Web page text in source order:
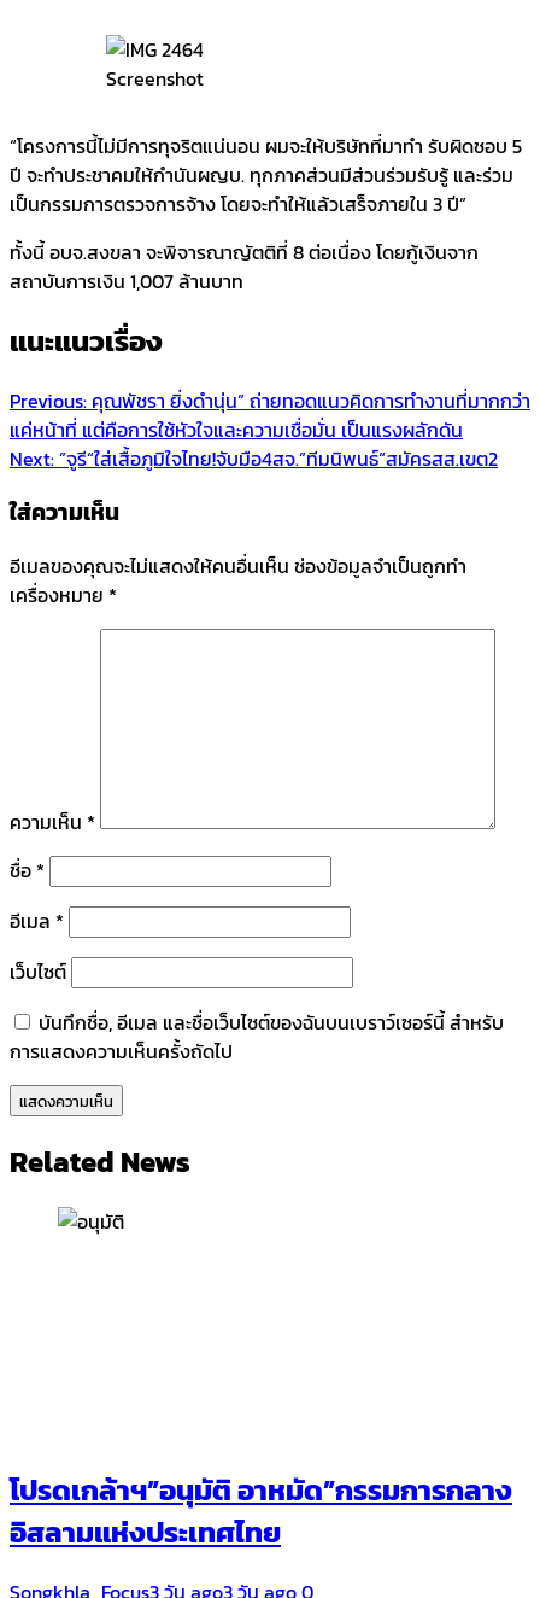
Screenshot
“โครงการนี้ไม่มีการทุจริตแน่นอน ผมจะให้บริษัทที่มาทำ รับผิดชอบ 5
ปี จะทำประชาคมให้กำนันผญบ. ทุกภาคส่วนมีส่วนร่วมรับรู้ และร่วม
เป็นกรรมการตรวจการจ้าง โดยจะทำให้แล้วเสร็จภายใน 3 ปี”
ทั้งนี้ อบจ.สงขลา จะพิจารณาญัตติที่ 8 ต่อเนื่อง โดยกู้เงินจาก
สถาบันการเงิน 1,007 ล้านบาท
แนะแนวเรื่อง
Previous: คุณพัชรา ยิ่งดำนุ่น” ถ่ายทอดแนวคิดการทำงานที่มากกว่า
แค่หน้าที่ แต่คือการใช้หัวใจและความเชื่อมั่น เป็นแรงผลักดัน
Next:”จูรี“ใส่เสื้อภูมิใจไทย!จับมือ4สจ.”ทีมนิพนธ์“สมัครสส.เขต2
ใส่ความเห็น
อีเมลของคุณจะไม่แสดงให้คนอื่นเห็น ช่องข้อมูลจำเป็นถูกทำ
เครื่องหมาย *
ความเห็น *
ชื่อ *
อีเมล *
เว็บไซต์
บันทึกชื่อ, อีเมล และชื่อเว็บไซต์ของฉันบนเบราว์เซอร์นี้ สำหรับ
การแสดงความเห็นครั้งถัดไป
Related News
โปรดเกล้าฯ”อนุมัติ อาหมัด”กรรมการกลาง
อิสลามแห่งประเทศไทย
Songkhla_Focus3 วัน ago3 วัน ago0